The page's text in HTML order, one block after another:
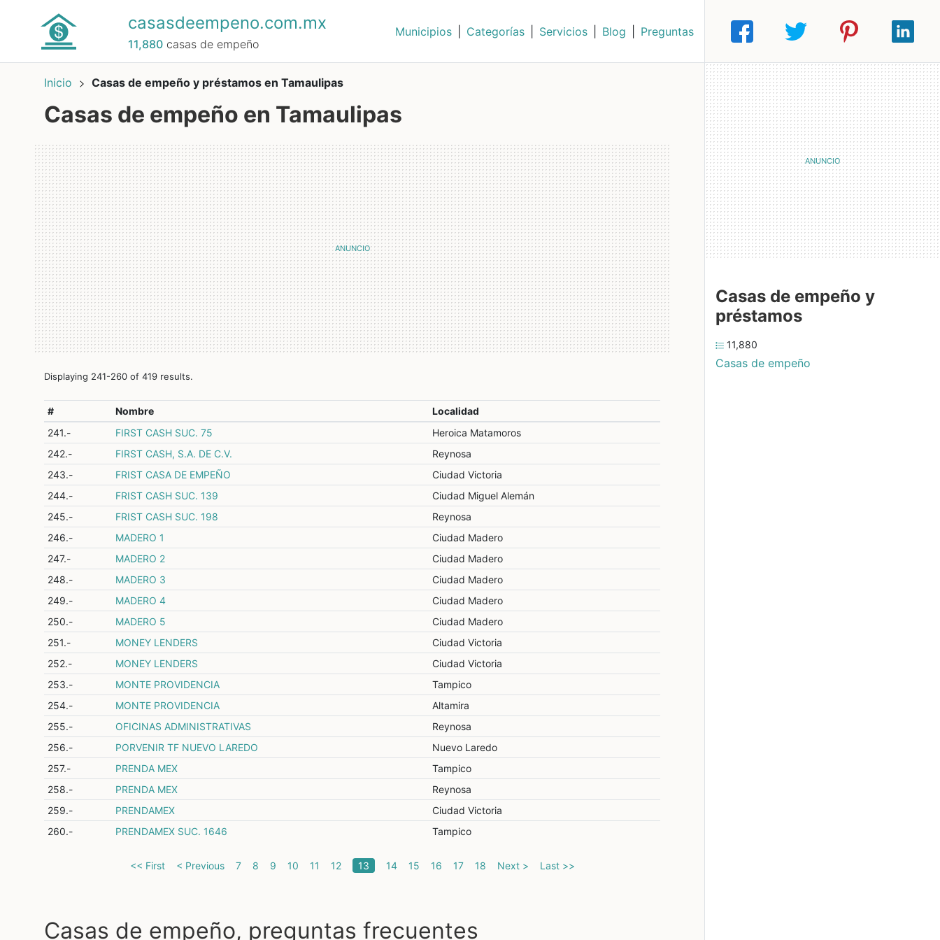
casasdeempeno.com.mx
11,880casas de empeño
Municipios Categorías Servicios Blog Preguntas
Inicio Casas de empeño y préstamos en Tamaulipas
Casas de empeño en Tamaulipas
Displaying 241-260 of 419 results.
# Nombre
Localidad
241.-
FIRST CASH SUC. 75
Heroica Matamoros
242.-
FIRST CASH, S.A. DE C.V.
Reynosa
243.-
FRIST CASA DE EMPEÑO
Ciudad Victoria
244.-
FRIST CASH SUC. 139
Ciudad Miguel Alemán
245.-
FRIST CASH SUC. 198
Reynosa
246.-
MADERO 1
Ciudad Madero
247.-
MADERO 2
Ciudad Madero
248.-
MADERO 3
Ciudad Madero
249.-
MADERO 4
Ciudad Madero
250.-
MADERO 5
Ciudad Madero
251.-
MONEY LENDERS
Ciudad Victoria
252.-
MONEY LENDERS
Ciudad Victoria
253.-
MONTE PROVIDENCIA
Tampico
254.-
MONTE PROVIDENCIA
Altamira
255.-
OFICINAS ADMINISTRATIVAS
Reynosa
256.-
PORVENIR TF NUEVO LAREDO
Nuevo Laredo
257.-
PRENDA MEX
Tampico
258.-
PRENDA MEX
Reynosa
259.-
PRENDAMEX
Ciudad Victoria
260.-
PRENDAMEX SUC. 1646 Tampico
<< First < Previous 7 8 9 10 11 12 13(current)
14 15 16 17 18 Next > Last >>
Casas de empeño, preguntas frecuentes
Casas de empeño y
préstamos
11,880
Casas de empeño